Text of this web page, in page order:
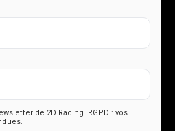
de 2D Racing. RGPD : vos